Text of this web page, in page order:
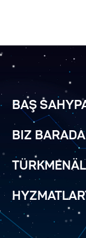
BAŞ
BIZ BARADA